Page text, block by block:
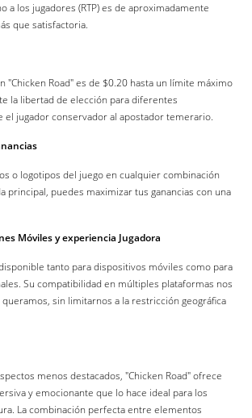
a los jugadores (RTP) es de aproximadamente
que satisfactoria.
"Chicken Road" es de $0.20 hasta un límite máximo
la libertad de elección para diferentes
el jugador conservador al apostador temerario.
o logotipos del juego en cualquier combinación
principal, puedes maximizar tus ganancias con una
Móviles y experiencia Jugadora
tanto para dispositivos móviles como para
Su compatibilidad en múltiples plataformas nos
sin limitarnos a la restricción geográfica
menos destacados, "Chicken Road" ofrece
y emocionante que lo hace ideal para los
La combinación perfecta entre elementos